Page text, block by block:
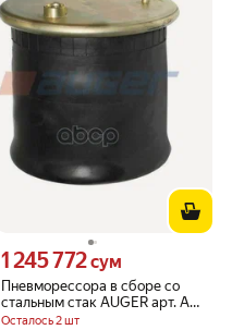
Пневморессора в сборе со
стальным стак AUGER арт. AU
34887-K66
Осталось 2 шт
Цена 1245772 сум вместо
1 245 772сум